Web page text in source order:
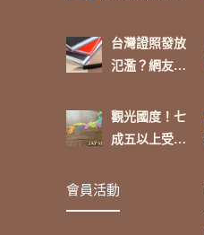
台灣證照發放
氾濫？網友：
進行有效管
理」
觀光國度！七
成五以上受訪
了台灣，日本
會員活動